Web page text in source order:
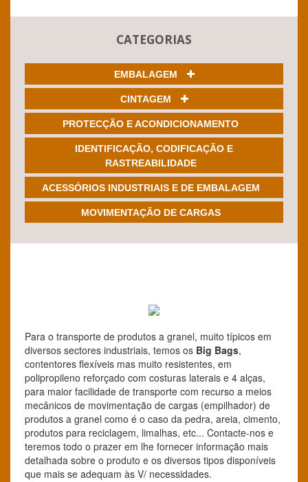
CATEGORIAS
EMBALAGEM
CINTAGEM
PROTECÇÃO E ACONDICIONAMENTO
IDENTIFICAÇÃO, CODIFICAÇÃO E
RASTREABILIDADE
ACESSÓRIOS INDUSTRIAIS E DE EMBALAGEM
MOVIMENTAÇÃO DE CARGAS
Para o transporte de produtos a granel, muito típicos em
diversos sectores industriais, temos os Big Bags,
contentores flexíveis mas muito resistentes, em
polipropileno reforçado com costuras laterais e 4 alças,
para maior facilidade de transporte com recurso a meios
mecânicos de movimentação de cargas (empilhador) de
produtos a granel como é o caso da pedra, areia, cimento,
produtos para reciclagem, limalhas, etc... Contacte-nos e
teremos todo o prazer em lhe fornecer informação mais
detalhada sobre o produto e os diversos tipos disponíveis
que mais se adequam às V/ necessidades.